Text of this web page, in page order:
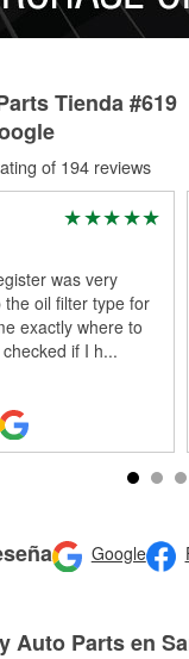
Tienda #619
of 194 reviews
was very
oil filter type for
exactly where to
if I h...
Google
Auto Parts en